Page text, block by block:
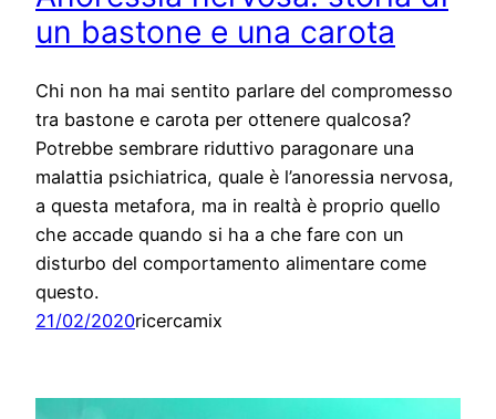
un bastone e una carota
Chi non ha mai sentito parlare del compromesso
tra bastone e carota per ottenere qualcosa?
Potrebbe sembrare riduttivo paragonare una
malattia psichiatrica, quale è l’anoressia nervosa,
a questa metafora, ma in realtà è proprio quello
che accade quando si ha a che fare con un
disturbo del comportamento alimentare come
questo.
21/02/2020ricercamix